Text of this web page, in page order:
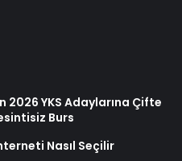
2026 YKS Adaylarına Çifte
Burs
Nasıl Seçilir